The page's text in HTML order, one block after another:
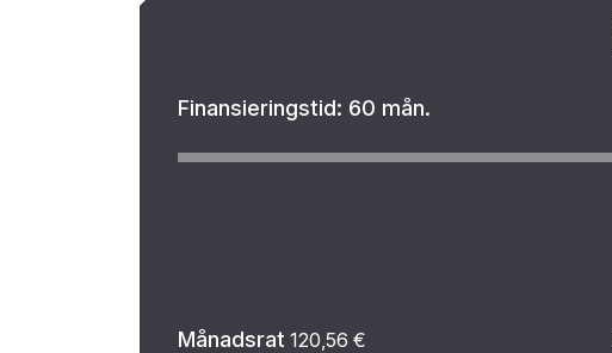
Finansieringstid: 60 mån.
Månadsrat 120,56 €